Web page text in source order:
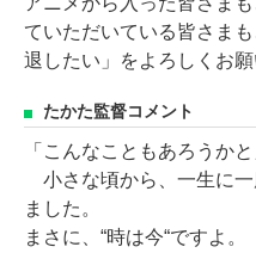
ていただいている皆さま
退したい」をよろしくお願
たかた監督コメント
「こんなこともあろうかと
小さな頃から、一生に
ました。
まさに、“時は今“ですよ